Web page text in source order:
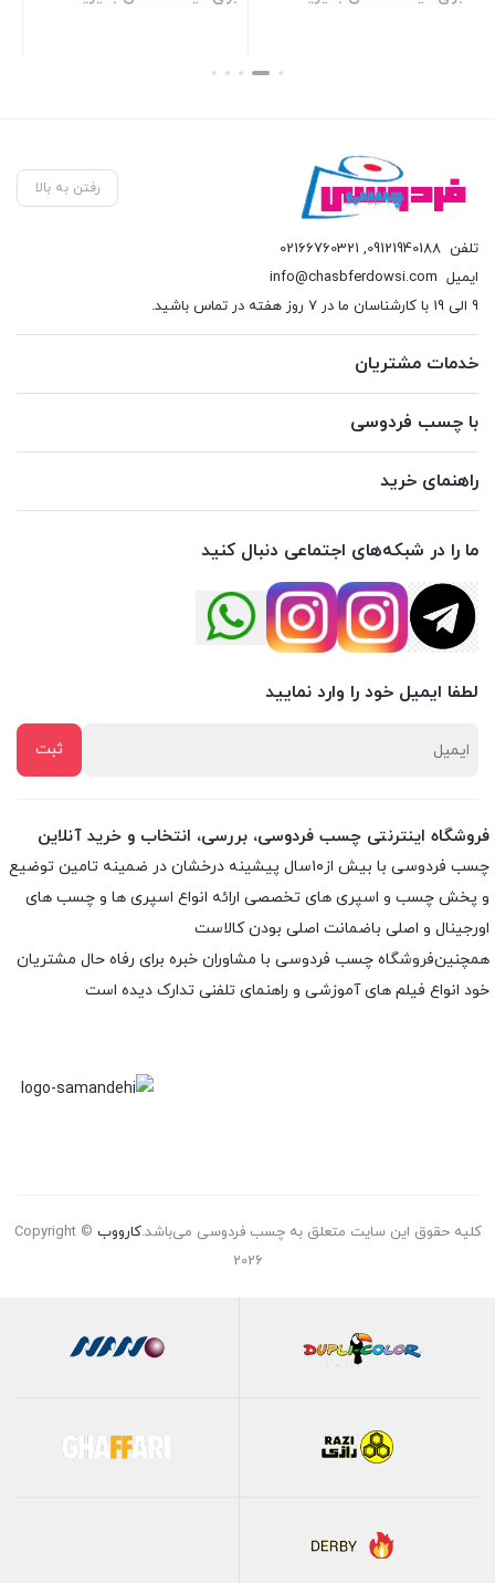
بستن
رفتن به بالا
تلفن 09121940188
,
02166760321
ایمیل info@chasbferdowsi.com
9 الی 19 با کارشناسان ما در 7 روز هفته در تماس باشید.
خدمات مشتریان
با چسب فردوسی
راهنمای خرید
ما را در شبکه‌های اجتماعی دنبال کنید
لطفا ایمیل خود را وارد نمایید
فروشگاه اینترنتی چسب فردوسی، بررسی، انتخاب و خرید آنلاین
چسب فردوسی با بیش از۱۰سال پیشینه درخشان در ضمینه تامین توضیع
و پخش چسب و اسپری های تخصصی ارائه انواع اسپری ها و چسب های
اورجینال و اصلی باضمانت اصلی بودن کالاست
همچنین‌فروشگاه چسب فردوسی با مشاوران خبره برای رفاه حال مشتریان
خود انواع فیلم های آموزشی و راهنمای تلفنی تدارک دیده است
کلیه حقوق این سایت متعلق به چسب فردوسی می‌باشد.کارووب Copyright ©
2026